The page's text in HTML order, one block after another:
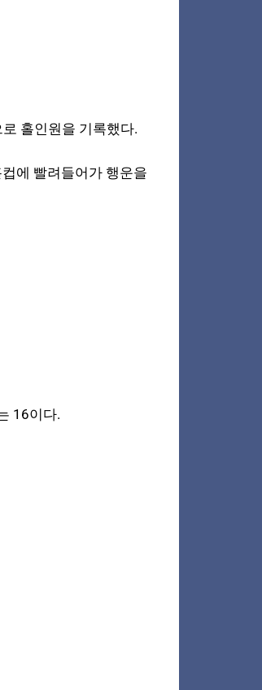
홀인원을 기록했다.
에 빨려들어가 행운을
16이다.